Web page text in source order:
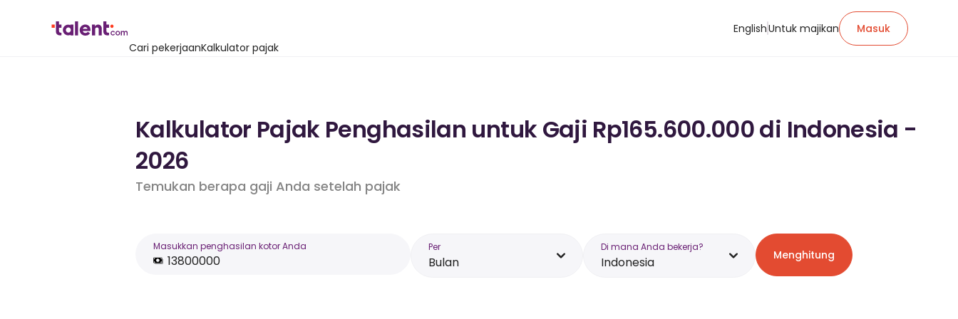
Cari pekerjaanKalkulator pajak
EnglishUntuk majikan Masuk
Kalkulator Pajak Penghasilan untuk Gaji Rp165.600.000 di Indonesia -
2026
Temukan berapa gaji Anda setelah pajak
Masukkan penghasilan kotor Anda Per
Bulan
Di mana Anda bekerja?
Indonesia Menghitung